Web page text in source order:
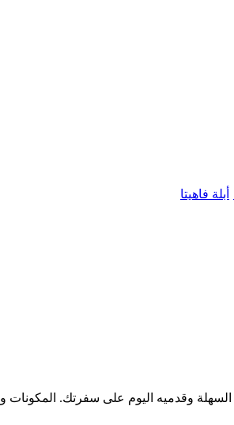
أبلة فاهيتا
وقدميه اليوم على سفرتك. المكونات و